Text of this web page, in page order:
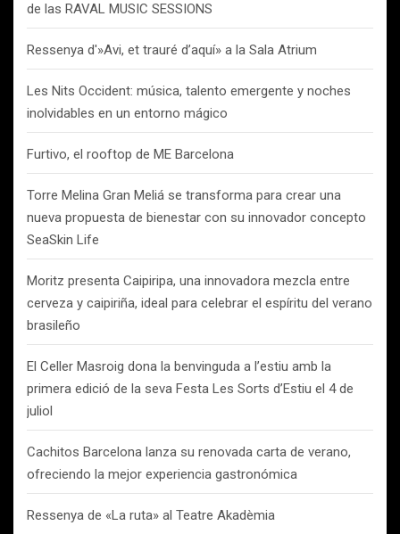
de las RAVAL MUSIC SESSIONS
Ressenya d'»Avi, et trauré d’aquí» a la Sala Atrium
Les Nits Occident: música, talento emergente y noches
inolvidables en un entorno mágico
Furtivo, el rooftop de ME Barcelona
Torre Melina Gran Meliá se transforma para crear una
nueva propuesta de bienestar con su innovador concepto
SeaSkin Life
Moritz presenta Caipiripa, una innovadora mezcla entre
cerveza y caipiriña, ideal para celebrar el espíritu del verano
brasileño
El Celler Masroig dona la benvinguda a l’estiu amb la
primera edició de la seva Festa Les Sorts d’Estiu el 4 de
juliol
Cachitos Barcelona lanza su renovada carta de verano,
ofreciendo la mejor experiencia gastronómica
Ressenya de «La ruta» al Teatre Akadèmia